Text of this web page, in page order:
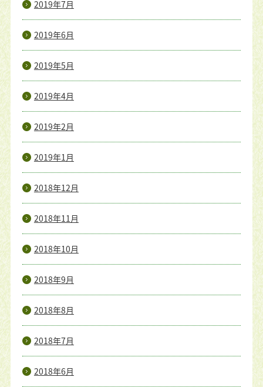
2019年7月
2019年6月
2019年5月
2019年4月
2019年2月
2019年1月
2018年12月
2018年11月
2018年10月
2018年9月
2018年8月
2018年7月
2018年6月